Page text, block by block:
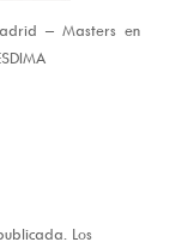
– Masters en
Los